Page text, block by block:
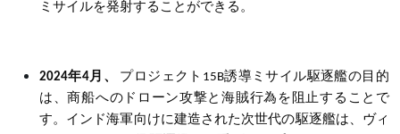
ミサイルを発射することができる。
2024年4月、 プロジェクト 15B誘導ミサイル駆逐艦の目的
は、商船へのドローン攻撃と海賊行為を阻止することで
す。インド海軍向けに建造された次世代の駆逐艦は、ヴィ